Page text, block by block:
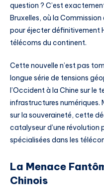
question ? C’est
Bruxelles, où la
pour éjecter définitivement
télécoms du continent.
Cette nouvelle n’est pas
longue série de tensions
l’Occident à la Chine sur le
infrastructures numériques.
sur la souveraineté, cette
catalyseur d’une révolution
spécialisées dans les
La Menace
Chinois